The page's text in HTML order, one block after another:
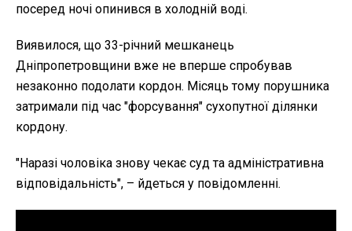
посеред ночі опинився в холодній воді.
Виявилося, що 33-річний мешканець
Дніпропетровщини вже не вперше спробував
незаконно подолати кордон. Місяць тому порушника
затримали під час "форсування" сухопутної ділянки
кордону.
"Наразі чоловіка знову чекає суд та адміністративна
відповідальність", – йдеться у повідомленні.